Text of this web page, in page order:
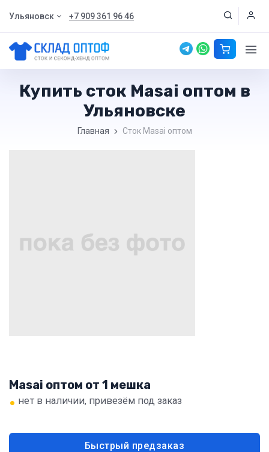
Ульяновск +7 909 361 96 46
Купить сток Masai оптом в
Ульяновске
Главная Сток Masai оптом
Masai оптом от 1 мешка
• нет в наличии, привезём под заказ
Быстрый предзаказ